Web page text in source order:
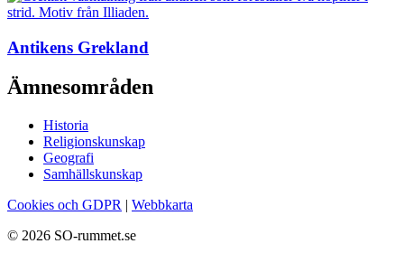
Antikens Grekland
Ämnesområden
Historia
Religionskunskap
Geografi
Samhällskunskap
Cookies och GDPR | Webbkarta
© 2026 SO-rummet.se